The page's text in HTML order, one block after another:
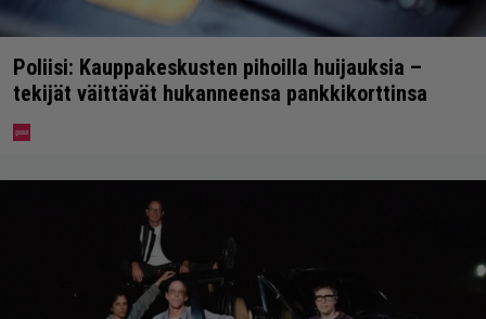
Poliisi: Kauppakeskusten pihoilla huijauksia –
tekijät väittävät hukanneensa pankkikorttinsa